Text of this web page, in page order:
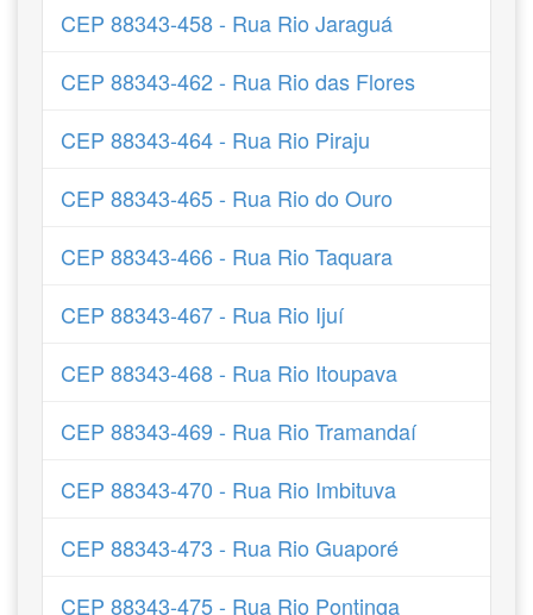
CEP 88343-458 - Rua Rio Jaraguá
CEP 88343-462 - Rua Rio das Flores
CEP 88343-464 - Rua Rio Piraju
CEP 88343-465 - Rua Rio do Ouro
CEP 88343-466 - Rua Rio Taquara
CEP 88343-467 - Rua Rio Ijuí
CEP 88343-468 - Rua Rio Itoupava
CEP 88343-469 - Rua Rio Tramandaí
CEP 88343-470 - Rua Rio Imbituva
CEP 88343-473 - Rua Rio Guaporé
CEP 88343-475 - Rua Rio Pontinga